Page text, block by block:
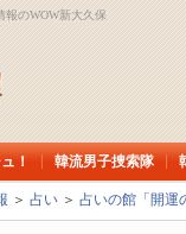
報のWOW新大久保
！ 韓流男子捜索隊
＞ 占い ＞ 占いの館「開運